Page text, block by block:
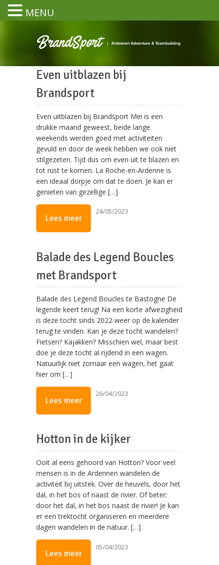
Even uitblazen bij
Brandsport
Even uitblazen bij Brandsport Mei is een
drukke maand geweest, beide lange
weekends werden goed met activiteiten
gevuld en door de week hebben we ook niet
stilgezeten. Tijd dus om even uit te blazen en
tot rust te komen. La Roche-en-Ardenne is
een ideaal dorpje om dat te doen. Je kan er
genieten van gezellige […]
Lees meer
24/05/2023
Balade des Legend Boucles
met Brandsport
Balade des Legend Boucles te Bastogne De
legende keert terug! Na een korte afwezigheid
is deze tocht sinds 2022 weer op de kalender
terug te vinden. Kan je deze tocht wandelen?
Fietsen? Kajakken? Misschien wel, maar best
doe je deze tocht al rijdend in een wagen.
Natuurlijk niet zomaar een wagen, het gaat
hier om […]
Lees meer
26/04/2023
Hotton in de kijker
Ooit al eens gehoord van Hotton? Voor veel
mensen is in de Ardennen wandelen de
activiteit bij uitstek. Over de heuvels, door het
dal, in het bos of naast de rivier. Of beter:
door het dal, in het bos naast de rivier! Je kan
er een trektocht organiseren en meerdere
dagen wandelen in de natuur. […]
Lees meer
05/04/2023
MENU